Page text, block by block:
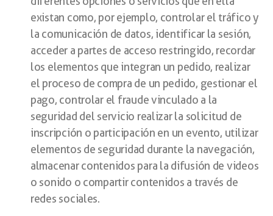
existan como, por ejemplo, controlar el tráfico y
la comunicación de datos, identificar la sesión,
acceder a partes de acceso restringido, recordar
los elementos que integran un pedido, realizar
el proceso de compra de un pedido, gestionar el
pago, controlar el fraude vinculado a la
seguridad del servicio realizar la solicitud de
inscripción o participación en un evento, utilizar
elementos de seguridad durante la navegación,
almacenar contenidos para la difusión de videos
o sonido o compartir contenidos a través de
redes sociales.